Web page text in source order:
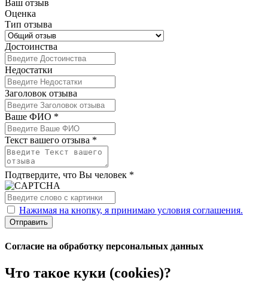
Ваш отзыв
Оценка
Тип отзыва
Достоинства
Недостатки
Заголовок отзыва
Ваше ФИО *
Текст вашего отзыва *
Подтвердите, что Вы человек *
Нажимая на кнопку, я принимаю условия соглашения.
Отправить
Согласие на обработку персональных данных
Что такое куки (cookies)?